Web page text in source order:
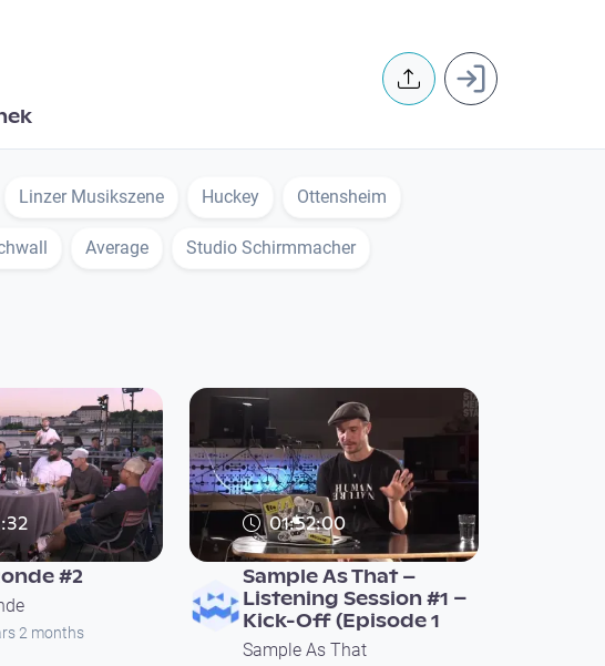
User
Linzer Musikszene Huckey Ottensheim
Average Studio Schirmmacher
#2
2 months
01:52:00
Sample As That –
Listening Session #1 –
Kick-Off (Episode 1
Sample As That